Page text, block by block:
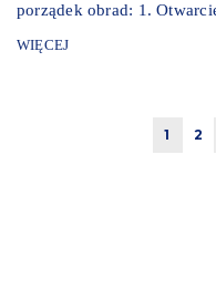
porządek obrad: 1.
WIĘCEJ
1 2